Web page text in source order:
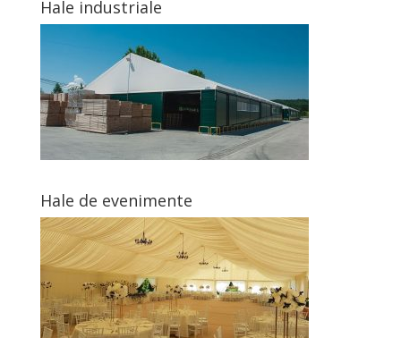
Hale industriale
Hale de evenimente